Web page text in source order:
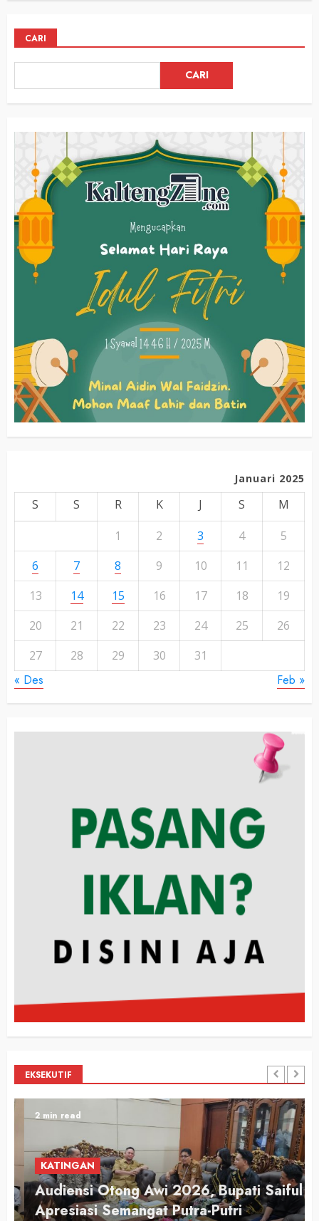
CARI
CARI
Januari 2025
S S R K J S
M
1
2 3 4
5
6
7 8 9 10 11
12
13
14 15 16 17 18
19
20
21 22 23 24 25
26
27
28 29 30 31
« Des Feb »
EKSEKUTIF
2 min read
KATINGAN
Audiensi Otong Awi 2026, Bupati Saiful
Apresiasi Semangat Putra-Putri